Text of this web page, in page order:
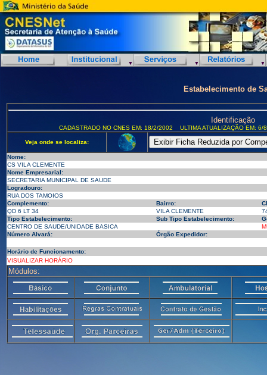
Estabelecimento de
Identificação
CADASTRADO NO CNES EM: 18/2/2002 ULTIMA ATUALIZAÇÃO EM:
Veja onde se localiza:
Nome:
CS VILA CLEMENTE
Nome Empresarial:
SECRETARIA MUNICIPAL DE SAUDE
Logradouro:
RUA DOS TAMOIOS
Complemento:
Bairro:
QD 6 LT 34
VILA CLEMENTE
Tipo Estabelecimento:
Sub Tipo Estabelecimento:
CENTRO DE SAUDE/UNIDADE BASICA
Número Alvará:
Órgão Expedidor:
Horário de Funcionamento:
VISUALIZAR HORÁRIO
Módulos: